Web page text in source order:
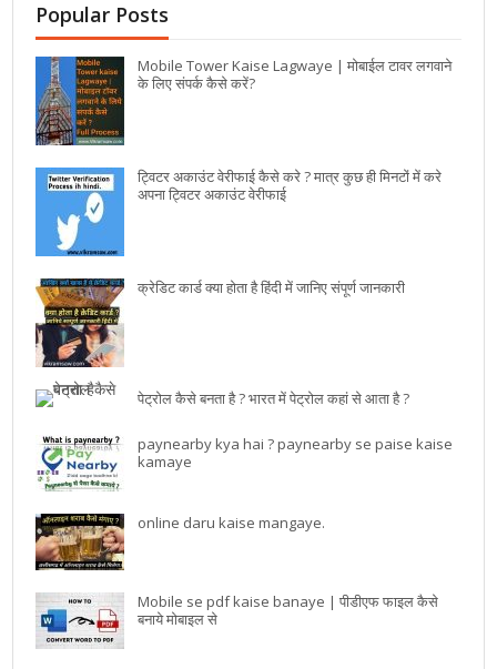
Popular Posts
Mobile Tower Kaise Lagwaye | मोबाईल टावर लगवाने
के लिए संपर्क कैसे करें?
ट्विटर अकाउंट वेरीफाई कैसे करे ? मात्र कुछ ही मिनटों में करे
अपना ट्विटर अकाउंट वेरीफाई
क्रेडिट कार्ड क्या होता है हिंदी में जानिए संपूर्ण जानकारी
पेट्रोल कैसे बनता है ? भारत में पेट्रोल कहां से आता है ?
paynearby kya hai ? paynearby se paise kaise
kamaye
online daru kaise mangaye.
Mobile se pdf kaise banaye | पीडीएफ फाइल कैसे
बनाये मोबाइल से